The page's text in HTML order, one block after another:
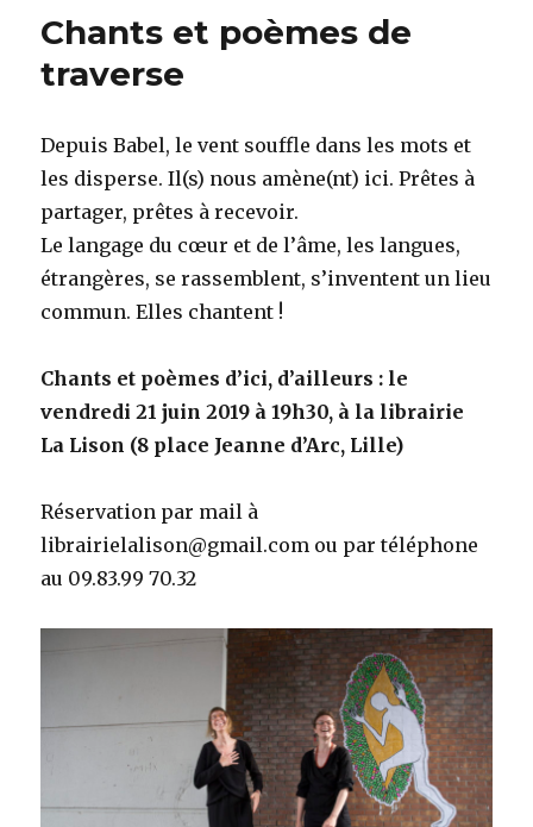
les
Chants et poèmes de
traverse
Depuis Babel, le vent souffle dans les mots et
les disperse. Il(s) nous amène(nt) ici. Prêtes à
partager, prêtes à recevoir.
Le langage du cœur et de l’âme, les langues,
étrangères, se rassemblent, s’inventent un lieu
commun. Elles chantent !
Chants et poèmes d’ici, d’ailleurs : le
vendredi 21 juin 2019 à 19h30, à la librairie
La Lison (8 place Jeanne d’Arc, Lille)
Réservation par mail à
librairielalison@gmail.com ou par téléphone
au 09.83.99 70.32